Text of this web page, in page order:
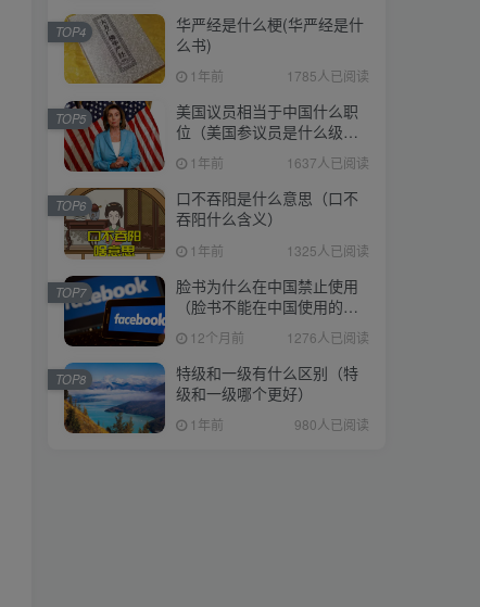
华严经是什么梗(华严经是什
么书)
1年前 1785人已阅读
TOP4
美国议员相当于中国什么职
位（美国参议员是什么级
别）1年前 1637人已阅读
TOP5
口不吞阳是什么意思（口不
吞阳什么含义）
1年前 1325人已阅读
TOP6
脸书为什么在中国禁止使用
（脸书不能在中国使用的原
12个月前 1276人已阅读
TOP7
特级和一级有什么区别（特
级和一级哪个更好）
1年前 980人已阅读
TOP8
华严经是什么梗(华严经是什
么书)
1年前 1785人已阅读
TOP4
美国议员相当于中国什么职
位（美国参议员是什么级
1年前 1637人已阅读
TOP5
口不吞阳是什么意思（口不
吞阳什么含义）
1年前 1325人已阅读
TOP6
脸书为什么在中国禁止使用
（脸书不能在中国使用的原
因）12个月前 1276人已阅读
TOP7
特级和一级有什么区别（特
级和一级哪个更好）
1年前 980人已阅读
TOP8